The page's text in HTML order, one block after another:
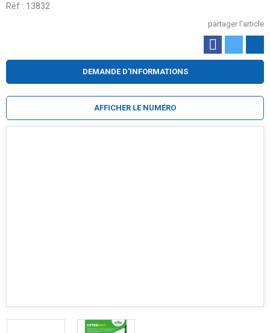
Réf : 13832
partager l'article
DEMANDE D'INFORMATIONS
AFFICHER LE NUMÉRO